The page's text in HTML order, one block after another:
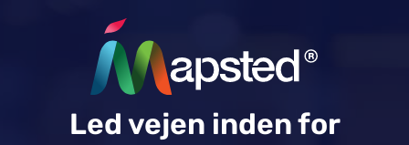
Led vejen inden for